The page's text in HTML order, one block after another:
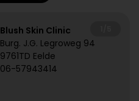
Blush Skin Clinic
Burg. J.G. Legroweg 94
9761TD Eelde
06-57943414